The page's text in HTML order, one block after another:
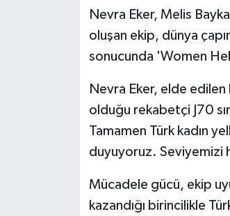
Nevra Eker, Melis
oluşan ekip, dünya
sonucunda 'Women
Nevra Eker, elde edilen
olduğu rekabetçi J70
Tamamen Türk kadın
duyuyoruz. Seviyemizi
Mücadele gücü, ekip
kazandığı birincilikle